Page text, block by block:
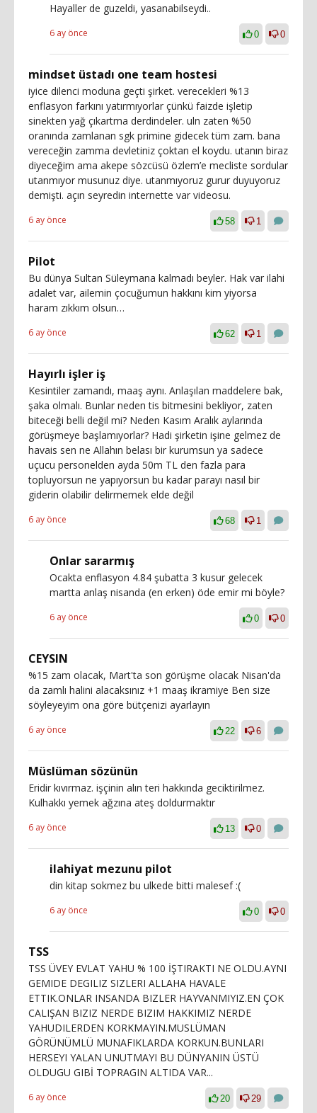
Hayaller de guzeldi, yasanabilseydi..
6 ay önce 0 0
mindset üstadı one team hostesi
iyice dilenci moduna geçti şirket. verecekleri %13
enflasyon farkını yatırmıyorlar çünkü faizde işletip
sinekten yağ çıkartma derdindeler. uln zaten %50
oranında zamlanan sgk primine gidecek tüm zam. bana
vereceğin zamma devletiniz çoktan el koydu. utanın biraz
diyeceğim ama akepe sözcüsü özlem’e mecliste sordular
utanmıyor musunuz diye. utanmıyoruz gurur duyuyoruz
demişti. açın seyredin internette var videosu.
6 ay önce 58 1
Pilot
Bu dünya Sultan Süleymana kalmadı beyler. Hak var ilahi
adalet var, ailemin çocuğumun hakkını kim yiyorsa
haram zıkkım olsun…
6 ay önce 62 1
Hayırlı işler iş
Kesintiler zamandı, maaş aynı. Anlaşılan maddelere bak,
şaka olmalı. Bunlar neden tis bitmesini bekliyor, zaten
biteceği belli değil mi? Neden Kasım Aralık aylarında
görüşmeye başlamıyorlar? Hadi şirketin işine gelmez de
havais sen ne Allahın belası bir kurumsun ya sadece
uçucu personelden ayda 50m TL den fazla para
topluyorsun ne yapıyorsun bu kadar parayı nasıl bir
giderin olabilir delirmemek elde değil
6 ay önce 68 1
Onlar sararmış
Ocakta enflasyon 4.84 şubatta 3 kusur gelecek
martta anlaş nisanda (en erken) öde emir mi böyle?
6 ay önce 0 0
CEYSIN
%15 zam olacak, Mart'ta son görüşme olacak Nisan'da
da zamlı halini alacaksınız +1 maaş ikramiye Ben size
söyleyeyim ona göre bütçenizi ayarlayın
6 ay önce 22 6
Müslüman sözünün
Eridir kıvırmaz. işçinin alın teri hakkında geciktirilmez.
Kulhakkı yemek ağzına ateş doldurmaktır
6 ay önce 13 0
ilahiyat mezunu pilot
din kitap sokmez bu ulkede bitti malesef :(
6 ay önce 0 0
TSS
TSS ÜVEY EVLAT YAHU % 100 İŞTIRAKTI NE OLDU.AYNI
GEMIDE DEGILIZ SIZLERI ALLAHA HAVALE
ETTIK.ONLAR INSANDA BIZLER HAYVANMIYIZ.EN ÇOK
CALIŞAN BIZIZ NERDE BIZIM HAKKIMIZ NERDE
YAHUDILERDEN KORKMAYIN.MUSLÜMAN
GÖRÜNÜMLÜ MUNAFIKLARDA KORKUN.BUNLARI
HERSEYI YALAN UNUTMAYI BU DÜNYANIN ÜSTÜ
OLDUGU GIBİ TOPRAGIN ALTIDA VAR...
6 ay önce 20 29